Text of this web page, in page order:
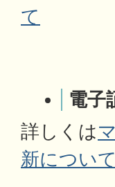
て
電子
詳しくは
新について